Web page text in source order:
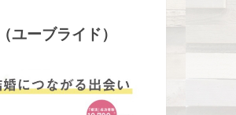
ーブライド）